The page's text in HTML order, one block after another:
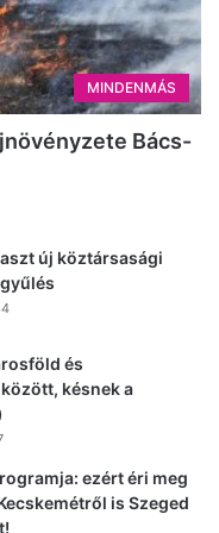
MINDENMÁS
Bács-
új köztársasági
és
késnek a
ezért éri meg
is Szeged